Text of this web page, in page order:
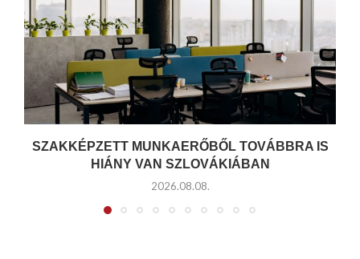
SZAKKÉPZETT MUNKAERŐBŐL TOVÁBBRA IS
HIÁNY VAN SZLOVÁKIÁBAN
2026.08.08.